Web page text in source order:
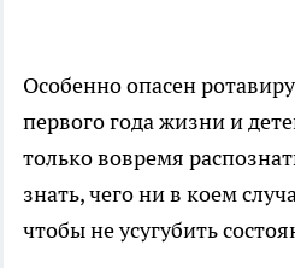
Особенно опасен
первого года жизни и
только вовремя
знать, чего ни в коем
чтобы не усугубить